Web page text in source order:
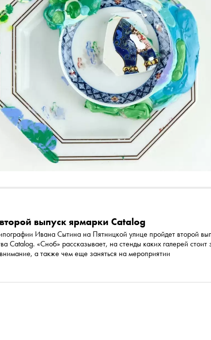
выпуск ярмарки Catalog
Ивана Сытина на Пятницкой улице пройдет второй
Catalog. «Сноб» рассказывает, на стенды каких галерей стоит
а также чем еще заняться на мероприятии